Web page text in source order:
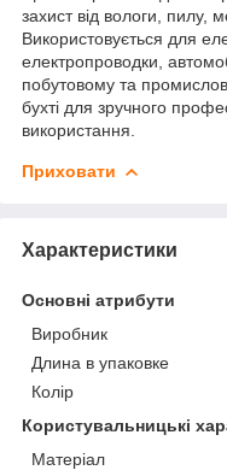
захист від вологи, пилу,
Використовується для
електропроводки,
побутовому та
бухті для зручного
використання.
Приховати
Характеристики
Основні атрибути
Виробник
Длина в упаковке
Колір
Користувальницькі
Матеріал